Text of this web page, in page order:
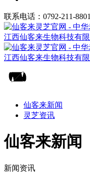
联系电话：0792-211-8801
仙客来新闻
灵芝资讯
仙客来新闻
新闻资讯